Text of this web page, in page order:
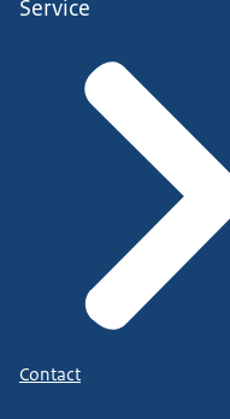
Service
Contact